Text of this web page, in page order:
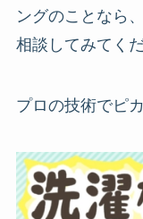
ングのことなら
相談してみてく
プロの技術でピ